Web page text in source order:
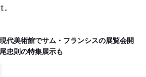
代美術館でサム・フランシスの展覧会開
忠則の特集展示も